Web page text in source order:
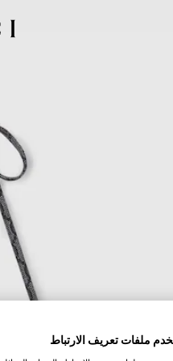
ملفات تعريف الارتباط